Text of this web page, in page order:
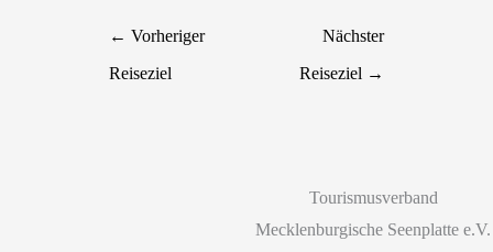
← Vorheriger
Reiseziel
Nächster
Reiseziel →
Tourismusverband
Mecklenburgische Seenplatte e.V.